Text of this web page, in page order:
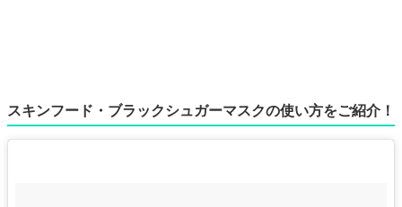
スキンフード・ブラックシュガーマスクの使い方をご紹介！